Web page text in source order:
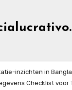
inzichten in
Checklist voor